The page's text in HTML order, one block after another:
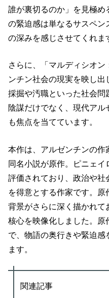
誰が裏切るのか」を見極め
の緊迫感は単なるサスペン
の深みを感じさせてくれま
さらに、「マルディシオ
ンチン社会の現実を映し
採掘や汚職といった社会問
陰謀だけでなく、現代ア
も焦点を当てています。
本作は、アルゼンチンの
同名小説が原作。ピニェイ
評価されており、政治や社
を得意とする作家です。
背景がさらに深く描かれ
核心を映像化しました。原
で、物語の奥行きや緊迫
ます。
関連記事